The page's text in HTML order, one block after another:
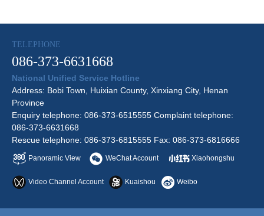
TELEPHONE
086-373-6631668
National Unified Service Hotline
Address: Bobi Town, Huixian County, Xinxiang City, Henan
Province
Enquiry telephone: 086-373-6515555 Complaint telephone:
086-373-6631668
Rescue telephone: 086-373-6815555 Fax: 086-373-6816666
Panoramic View WeChat Account Xiaohongshu
Video Channel Account Kuaishou Weibo